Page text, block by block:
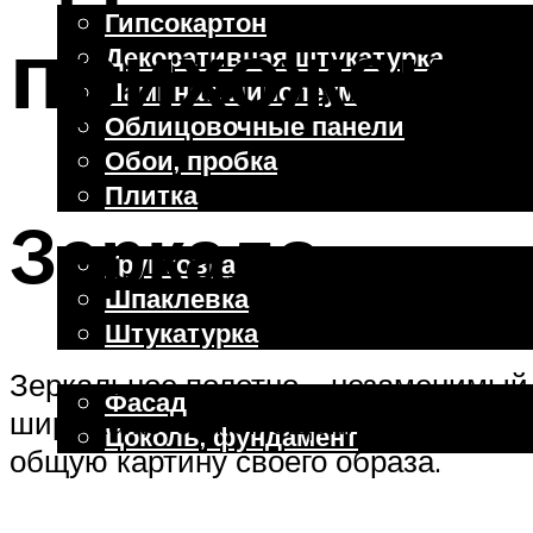
Гипсокартон
Декоративная штукатурка
Ламинат, линолеум
Облицовочные панели
Обои, пробка
Плитка
Грунтовка
Шпаклевка
Штукатурка
Фасад
Цоколь, фундамент
прихожей:
Зеркало
Зеркальное полотно –
шире кажется помещение. Зеркало
общую картину своего образа.